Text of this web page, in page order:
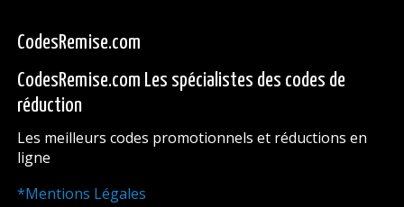
CodesRemise.com
CodesRemise.com Les spécialistes des codes de
réduction
Les meilleurs codes promotionnels et réductions en
ligne
*Mentions Légales